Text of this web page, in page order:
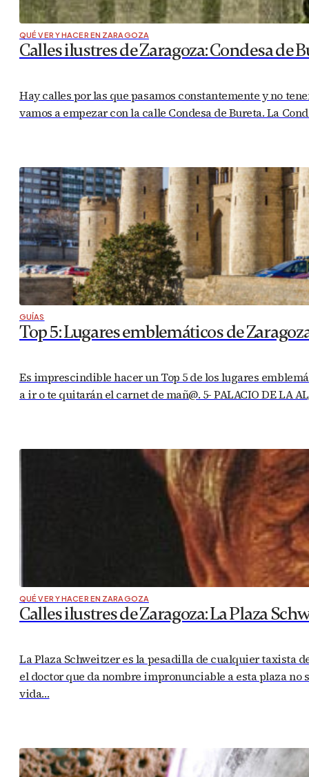
QUÉ VER Y HACER EN ZARAGOZA
Calles ilustres de Zaragoza: Condesa de
Hay calles por las que pasamos constantemente y no
vamos a empezar con la calle Condesa de Bureta. La
GUÍAS
Top 5: Lugares emblemáticos de
Es imprescindible hacer un Top 5 de los lugares
a ir o te quitarán el carnet de mañ@. 5- PALACIO DE LA
QUÉ VER Y HACER EN ZARAGOZA
Calles ilustres de Zaragoza: La Plaza
La Plaza Schweitzer es la pesadilla de cualquier taxista
el doctor que da nombre impronunciable a esta plaza
vida…